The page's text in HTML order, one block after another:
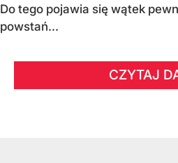
Do tego pojawia się wątek
powstań...
CZYTAJ